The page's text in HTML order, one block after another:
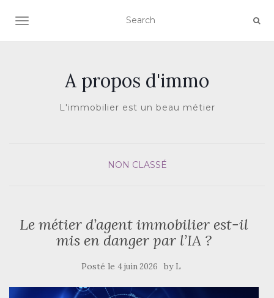
AFFICHER/MASQUER LA NAVIGATION
A propos d'immo
L'immobilier est un beau métier
NON CLASSÉ
Le métier d’agent immobilier est-il
mis en danger par l’IA ?
Posté le 4 juin 2026 by L